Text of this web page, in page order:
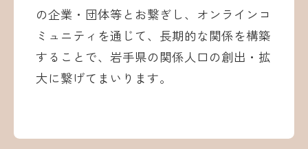
の企業・団体等とお繋ぎし、オンラインコ
ミュニティを通じて、長期的な関係を構築
することで、岩手県の関係人口の創出・拡
大に繋げてまいります。